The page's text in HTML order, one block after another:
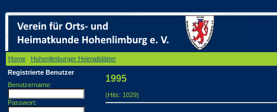
Home Hohenlimburger Heimatblätter
Registrierte Benutzer
Benutzername:
Passwort:
1995
(Hits: 1029)